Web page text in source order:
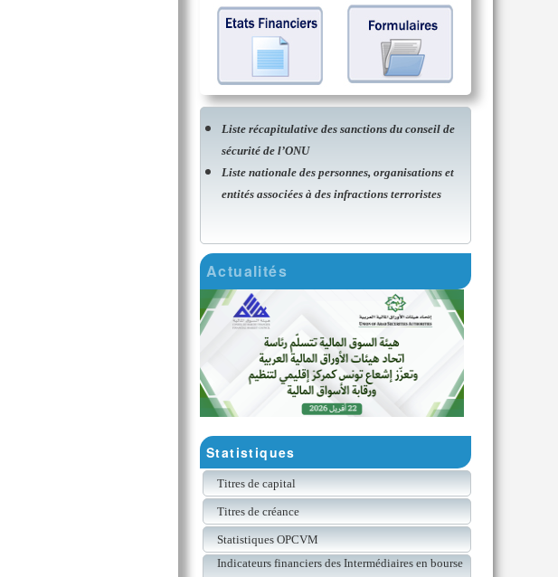
Liste récapitulative des sanctions du conseil de
sécurité de l’ONU
Liste nationale des personnes, organisations et
entités associées à des infractions terroristes
Actualités
Statistiques
Titres de capital
Titres de créance
Statistiques OPCVM
Indicateurs financiers des Intermédiaires en bourse